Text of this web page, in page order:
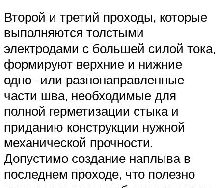
Второй и третий проходы, которые
выполняются толстыми
электродами с большей силой тока,
формируют верхние и нижние
одно- или разнонаправленные
части шва, необходимые для
полной герметизации стыка и
приданию конструкции нужной
механической прочности.
Допустимо создание наплыва в
последнем проходе, что полезно